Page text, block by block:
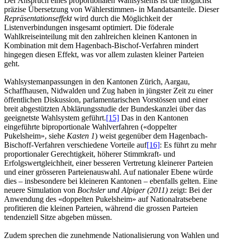
präzise Übersetzung von Wählerstimmen- in Mandatsanteile. Dieser
Repräsentationseffektwird durch die Möglichkeit der
Listenverbindungen insgesamt optimiert. Die föderale
Wahlkreiseinteilung mit den zahlreichen kleinen Kantonen in
Kombination mit dem Hagenbach-Bischof-Verfahren mindert
hingegen diesen Effekt, was vor allem zulasten kleiner Parteien
geht.
Wahlsystemanpassungen in den Kantonen Zürich, Aargau,
Schaffhausen, Nidwalden und Zug haben in jüngster Zeit zu einer
öffentlichen Diskussion, parlamentarischen Vorstössen und einer
breit abgestützten Abklärungsstudie der Bundeskanzlei über das
geeignetste Wahlsystem geführt.[15] Das in den Kantonen
eingeführte biproportionale Wahlverfahren («doppelter
Pukelsheim», siehe Kasten 1) weist gegenüber dem Hagenbach-
Bischoff-Verfahren verschiedene Vorteile auf[16]: Es führt zu mehr
proportionaler Gerechtigkeit, höherer Stimmkraft- und
Erfolgswertgleichheit, einer besseren Vertretung kleinerer Parteien
und einer grösseren Parteienauswahl. Auf nationaler Ebene würde
dies – insbesondere bei kleineren Kantonen – ebenfalls gelten. Eine
neuere Simulation von Bochsler und Alpiger (2011) zeigt: Bei der
Anwendung des «doppelten Pukelsheim» auf Nationalratsebene
profitieren die kleinen Parteien, während die grossen Parteien
tendenziell Sitze abgeben müssen.
Zudem sprechen die zunehmende Nationalisierung von Wahlen und